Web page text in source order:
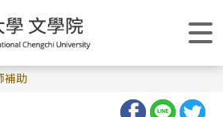
補助